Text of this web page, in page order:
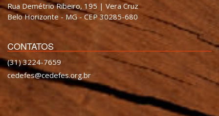
Rua Demétrio Ribeiro, 195 | Vera Cruz
Belo Horizonte - MG - CEP 30285-680
CONTATOS
(31) 3224-7659
cedefes@cedefes.org.br